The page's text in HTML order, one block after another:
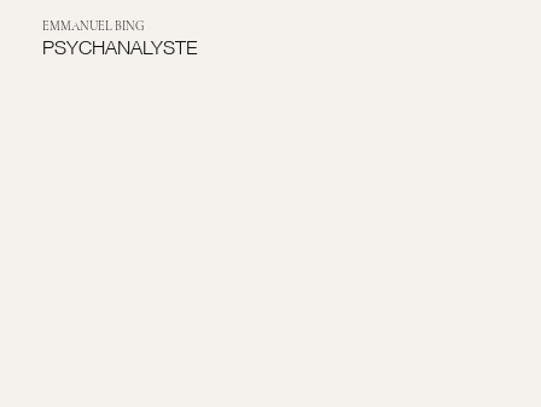
EMMANUEL BING
PSYCHANALYSTE